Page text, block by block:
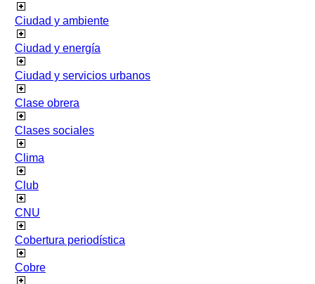
Ciudad y ambiente
Ciudad y energía
Ciudad y servicios urbanos
Clase obrera
Clases sociales
Clima
Club
CNU
Cobertura periodística
Cobre